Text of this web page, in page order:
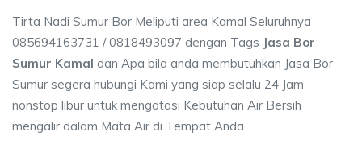
Tirta Nadi Sumur Bor Meliputi area Kamal Seluruhnya
085694163731 / 0818493097 dengan Tags Jasa Bor
Sumur Kamal dan Apa bila anda membutuhkan Jasa Bor
Sumur segera hubungi Kami yang siap selalu 24 Jam
nonstop libur untuk mengatasi Kebutuhan Air Bersih
mengalir dalam Mata Air di Tempat Anda.